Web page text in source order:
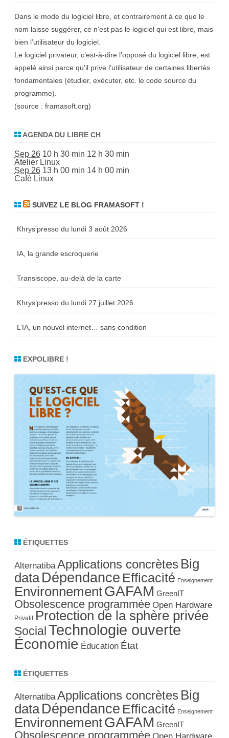
Dans le mode du logiciel libre, et contrairement à ce que le
nom laisse suggérer, ce n’est pas le logiciel qui est libre, mais
bien l’utilisateur du logiciel.
Le logiciel privateur, c’est-à-dire l’opposé du logiciel libre, est
appelé ainsi parce qu'il prive l’utilisateur de certaines libertés
fondamentales (étudier, exécuter, etc. le code source du
programme).
(source : framasoft.org)
AGENDA DU LIBRE CH
Sep 26 10 h 30 min 12 h 30 min
Atelier Linux
Sep 26 13 h 00 min 14 h 00 min
Café Linux
SUIVEZ LE BLOG FRAMASOFT !
Khrys’presso du lundi 3 août 2026
IA, la grande escroquerie
Transiscope, au-delà de la carte
Khrys’presso du lundi 27 juillet 2026
L’IA, un nouvel internet… sans condition
EXPOLIBRE !
ÉTIQUETTES
Alternatiba Applications concrètes Big
data Dépendance Efficacité Enseignement
EnvironnementGAFAM GreenIT
Obsolescence programmée Open Hardware
Privatif Protection de la sphère privée
Social Technologie ouverte
Économie Éducation État
ÉTIQUETTES
Alternatiba Applications concrètes Big
data Dépendance Efficacité Enseignement
EnvironnementGAFAM GreenIT
Obsolescence programmée